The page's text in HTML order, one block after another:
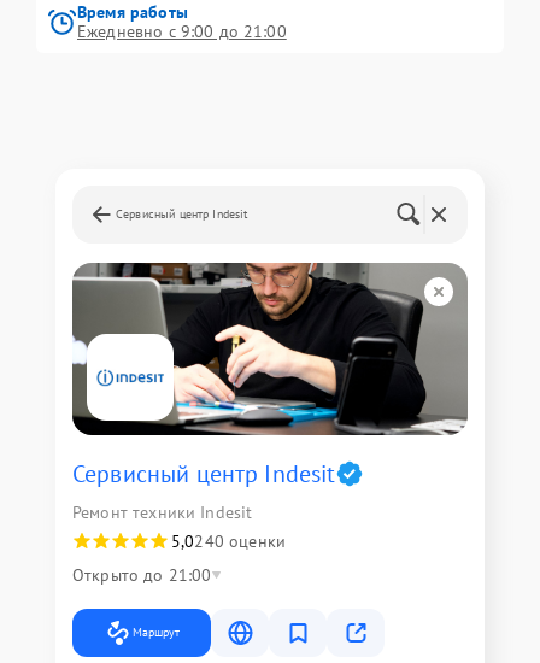
Время работы
Ежедневно с 9:00 до 21:00
Сервисный центр Indesit
Сервисный центр Indesit
Ремонт техники Indesit
5,0240 оценки
Открыто до 21:00
Маршрут